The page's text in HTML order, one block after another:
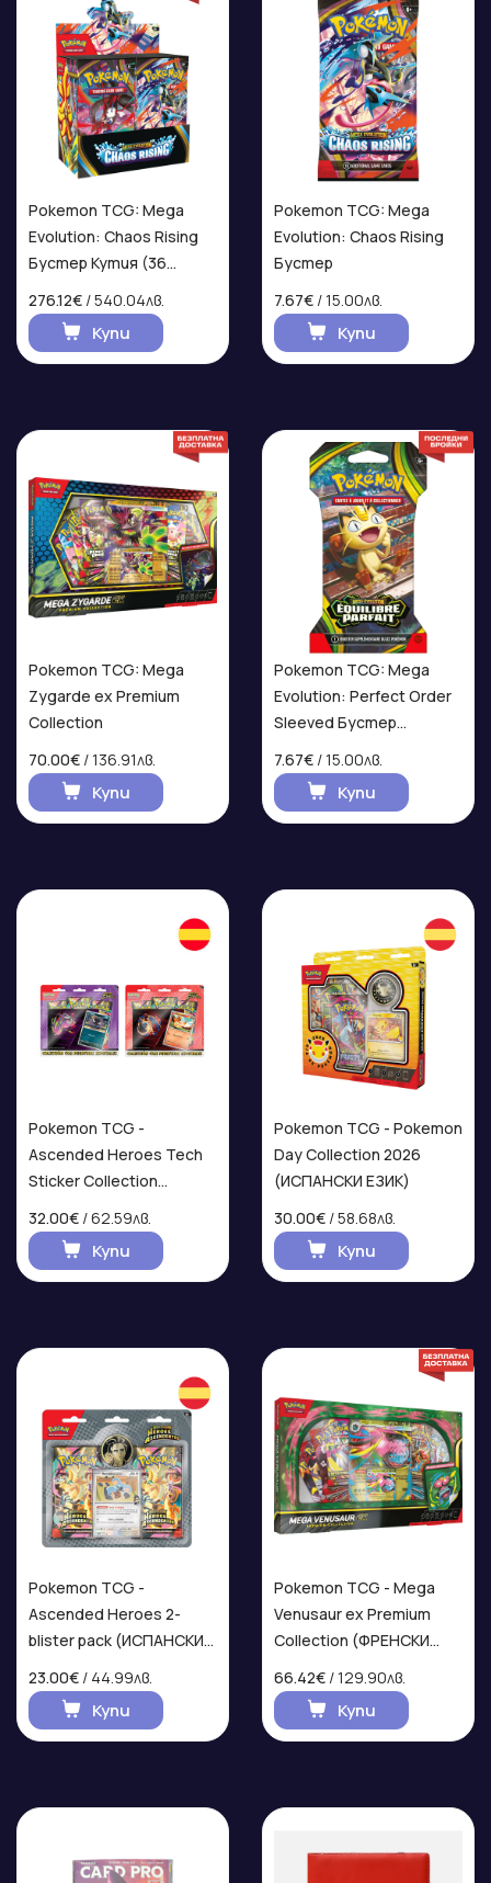
Pokemon TCG: Mega
Evolution: Chaos Rising
Бустер Кутия (36
276.12€ / 540.04лв.
Купи
Pokemon TCG: Mega
Evolution: Chaos Rising
Бустер
7.67€ / 15.00лв.
Купи
Pokemon TCG: Mega
Zygarde ex Premium
Collection
70.00€ / 136.91лв.
Купи
Pokemon TCG: Mega
Evolution: Perfect Order
Sleeved Бустер
7.67€ / 15.00лв.
Купи
Pokemon TCG -
Ascended Heroes Tech
Sticker Collection
32.00€ / 62.59лв.
Купи
Pokemon TCG - Pokemon
Day Collection 2026
(ИСПАНСКИ ЕЗИК)
30.00€ / 58.68лв.
Купи
Pokemon TCG -
Ascended Heroes 2-
blister pack (ИСПАНСКИ
23.00€ / 44.99лв.
Купи
Pokemon TCG - Mega
Venusaur ex Premium
Collection (ФРЕНСКИ
66.42€ / 129.90лв.
Купи